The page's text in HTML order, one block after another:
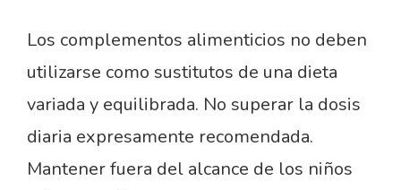
Los complementos alimenticios no deben
utilizarse como sustitutos de una dieta
variada y equilibrada. No superar la dosis
diaria expresamente recomendada.
Mantener fuera del alcance de los niños